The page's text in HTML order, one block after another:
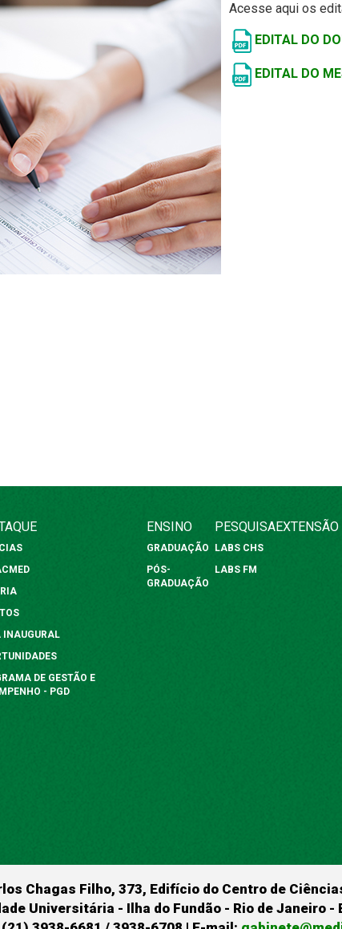
Acesse aqui os
EDITAL DO
EDITAL DO
INAUGURAL
DE GESTÃO E
- PGD
ENSINO
GRADUAÇÃO
PÓS-
GRADUAÇÃO
PESQUISA
LABS CHS
LABS FM
EXTENSÃO
Chagas Filho, 373, Edifício do Centro de
Universitária - Ilha do Fundão - Rio de Janeiro -